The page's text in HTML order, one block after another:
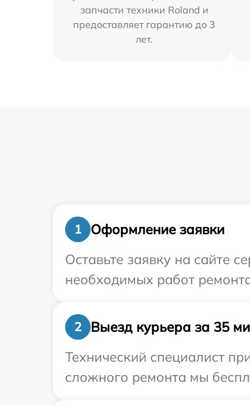
запчасти техники Roland и
предоставляет гарантию до 3
лет.
1
Оформление заявки
Оставьте заявку на сайте
необходимых работ
2
Выезд курьера за 35
Технический специалист
сложного ремонта мы